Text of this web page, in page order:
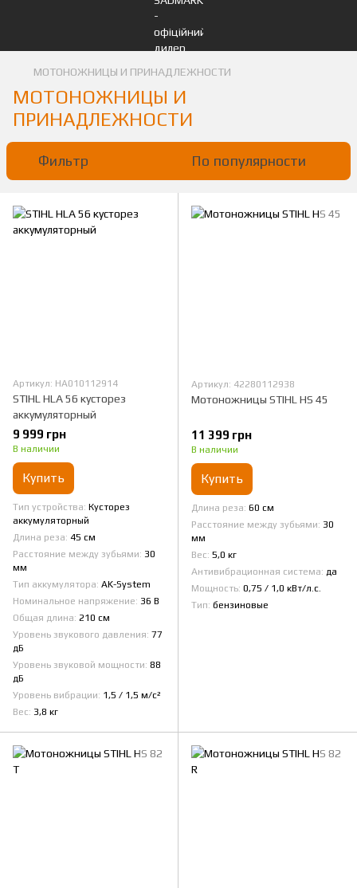
МОТОНОЖНИЦЫ И ПРИНАДЛЕЖНОСТИ
МОТОНОЖНИЦЫ И
ПРИНАДЛЕЖНОСТИ
Фильтр По популярности
Артикул: HA010112914
STIHL HLA 56 кусторез
аккумуляторный
9 999 грн
В наличии
Купить
Тип устройства Кусторез
аккумуляторный
Длина реза 45 см
Расстояние между зубьями 30
мм
Тип аккумулятора AK-System
Номинальное напряжение 36 В
Общая длина 210 см
Уровень звукового давления 77
дБ
Уровень звуковой мощности 88
дБ
Уровень вибрации 1,5 / 1,5 м/с²
Вес 3,8 кг
Артикул: 42280112938
Мотоножницы STIHL HS 45
11 399 грн
В наличии
Купить
Длина реза 60 см
Расстояние между зубьями 30
мм
Вес 5,0 кг
Антивибрационная система да
Мощность 0,75 / 1,0 кВт/л.с.
Тип бензиновые